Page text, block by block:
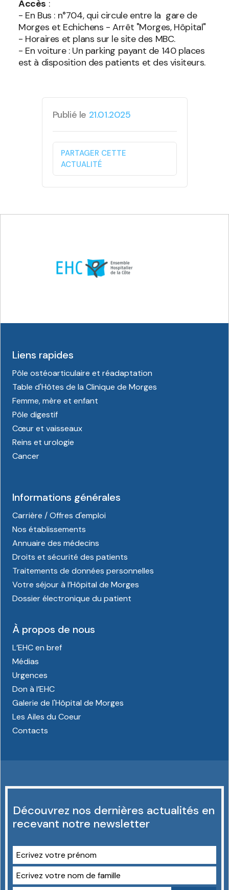
Accès :
- En Bus : n°704, qui circule entre la gare de
Morges et Echichens - Arrêt "Morges, Hôpital"
- Horaires et plans sur le site des MBC.
- En voiture : Un parking payant de 140 places
est à disposition des patients et des visiteurs.
Publié le 21.01.2025
PARTAGER CETTE
ACTUALITÉ
Liens rapides
Pôle ostéoarticulaire et réadaptation
Table d'Hôtes de la Clinique de Morges
Femme, mère et enfant
Pôle digestif
Cœur et vaisseaux
Reins et urologie
Cancer
Informations générales
Carrière / Offres d'emploi
Nos établissements
Annuaire des médecins
Droits et sécurité des patients
Traitements de données personnelles
Votre séjour à l’Hôpital de Morges
Dossier électronique du patient
À propos de nous
L’EHC en bref
Médias
Urgences
Don à l’EHC
Galerie de l'Hôpital de Morges
Les Ailes du Coeur
Contacts
Découvrez nos dernières actualités en
recevant notre newsletter